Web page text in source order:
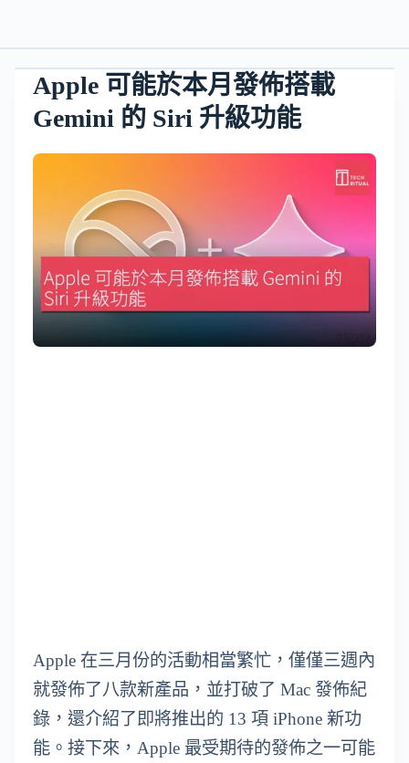
Apple 可能於本月發佈搭載
Gemini 的 Siri 升級功能
Apple 在三月份的活動相當繁忙，僅僅三週內
就發佈了八款新產品，並打破了 Mac 發佈紀
錄，還介紹了即將推出的 13 項 iPhone 新功
能。接下來，Apple 最受期待的發佈之一可能